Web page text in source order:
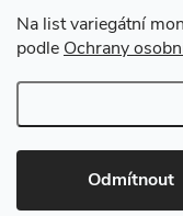
Na list variegátní
podle Ochrany
Odmítnout
Gardners Design -
Copyright 2026